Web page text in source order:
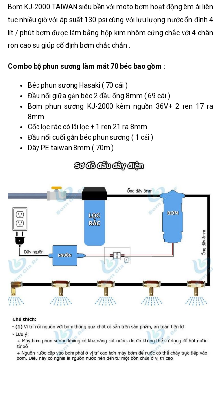
Bơm KJ-2000 TAIWAN siêu bền với moto bơm hoạt động êm ái liên
tục nhiều giờ với áp suất 130 psi cùng với lưu lượng nước ổn định 4
lít / phút bơm được làm bằng hộp kim nhôm cứng chắc với 4 chân
ron cao su giúp cố định bơm chắc chắn .
Combo bộ phun sương làm mát 70 béc bao gồm :
Béc phun sương Hasaki ( 70 cái )
Đầu nối giữa gắn béc 2 đầu ống 8mm ( 69 cái )
Bơm phun sương KJ-2000 kèm nguồn 36V+ 2 ren 17 ra
8mm
Cốc lọc rác có lõi lọc + 1 ren 21 ra 8mm
Đầu nối cuối gắn béc phun sương ( 1 cái )
Dây PE taiwan 8mm ( 70m )